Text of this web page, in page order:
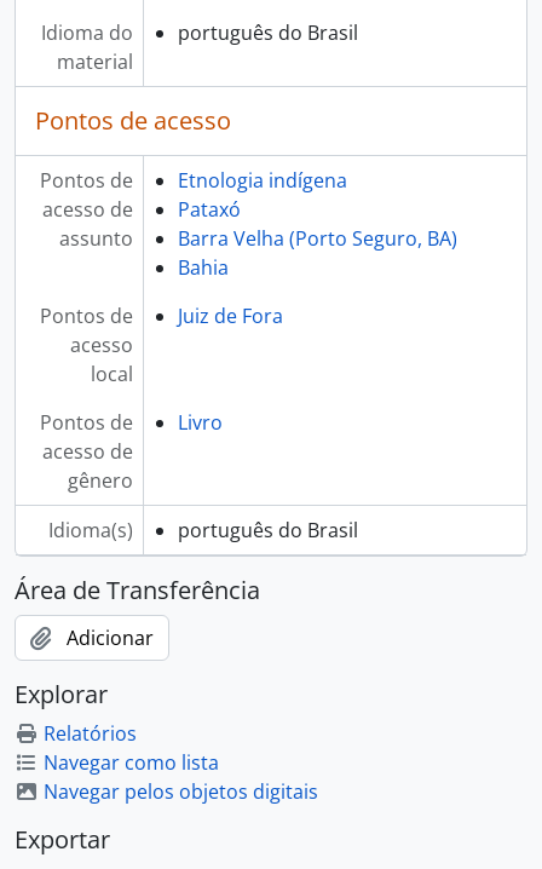
Idioma do
material
português do Brasil
Pontos de acesso
Pontos de
acesso de
assunto
Etnologia indígena
Pataxó
Barra Velha (Porto Seguro, BA)
Bahia
Pontos de
acesso
local
Juiz de Fora
Pontos de
acesso de
gênero
Livro
Idioma(s) português do Brasil
Área de Transferência
Adicionar
Explorar
Relatórios
Navegar como lista
Navegar pelos objetos digitais
Exportar